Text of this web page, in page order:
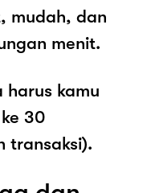
mudah, dan
menit.
harus kamu
30
transaksi).